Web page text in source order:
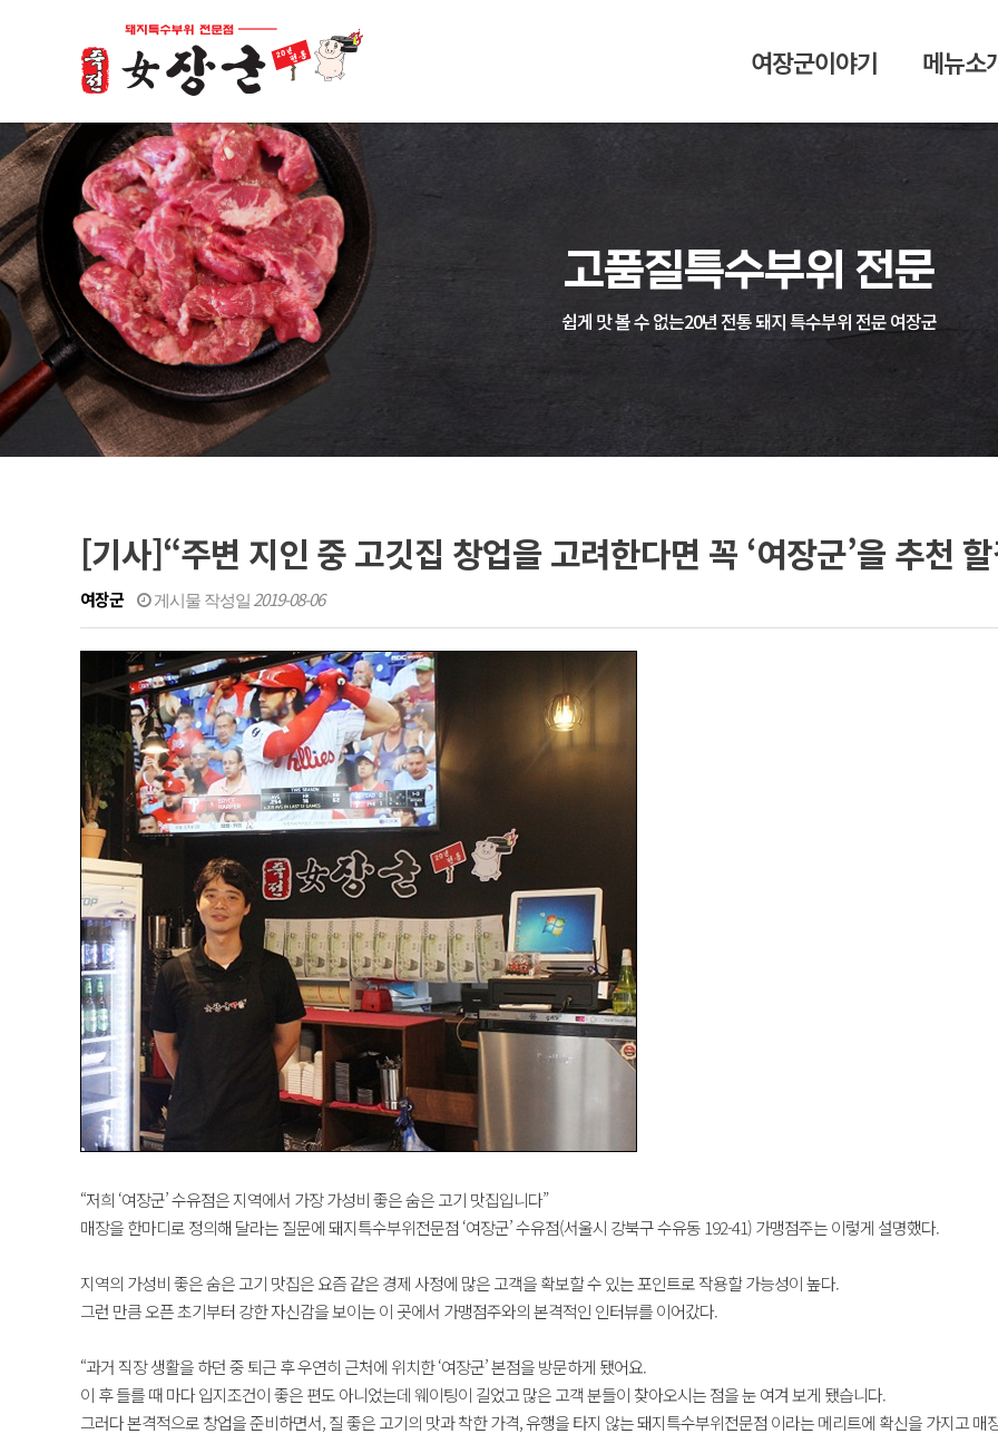
여장군이야기 메뉴소
고품질특수부위 전문
쉽게 맛 볼 수 없는20년 전통 돼지 특수부위 전문 여장군
[기사]“주변 지인 중 고깃집 창업을 고려한다면 꼭 ‘여장군’을 추천
여장군 게시물 작성일 2019-08-06
“저희 ‘여장군’ 수유점은 지역에서 가장 가성비 좋은 숨은 고기 맛집입니다”
매장을 한마디로 정의해 달라는 질문에 돼지특수부위전문점 ‘여장군’ 수유점(서울시 강북구 수유동 192-41) 가맹점주는 이렇게 설명했다.
지역의 가성비 좋은 숨은 고기 맛집은 요즘 같은 경제 사정에 많은 고객을 확보할 수 있는 포인트로 작용할 가능성이 높다.
그런 만큼 오픈 초기부터 강한 자신감을 보이는 이 곳에서 가맹점주와의 본격적인 인터뷰를 이어갔다.
“과거 직장 생활을 하던 중 퇴근 후 우연히 근처에 위치한 ‘여장군’ 본점을 방문하게 됐어요.
이 후 들를 때 마다 입지조건이 좋은 편도 아니었는데 웨이팅이 길었고 많은 고객 분들이 찾아오시는 점을 눈 여겨 보게 됐습니다.
그러다 본격적으로 창업을 준비하면서, 질 좋은 고기의 맛과 착한 가격, 유행을 타지 않는 돼지특수부위전문점 이라는 메리트에 확신을 가지고 매